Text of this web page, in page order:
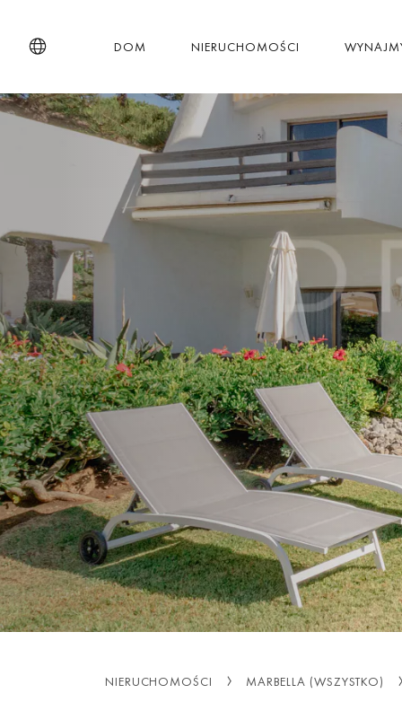
DOM NIERUCHOMOŚCI
NIERUCHOMOŚCI MARBELLA (WSZYSTKO)